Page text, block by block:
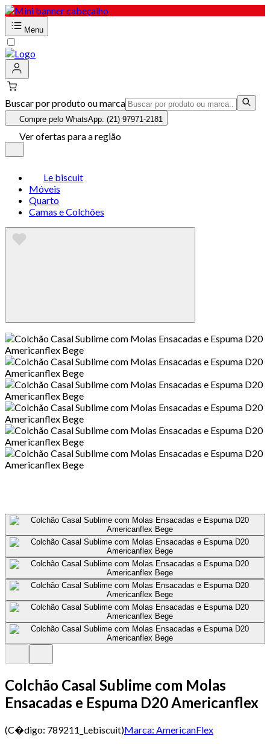
Menu
Buscar por produto ou marca
Compre pelo WhatsApp: (21) 97971-2181
Ver ofertas para a região
Le biscuit
Móveis
Quarto
Camas e Colchões
Colchão Casal Sublime com Molas
Ensacadas e Espuma D20 Americanflex
(C�digo: 789211_Lebiscuit)Marca: AmericanFlex